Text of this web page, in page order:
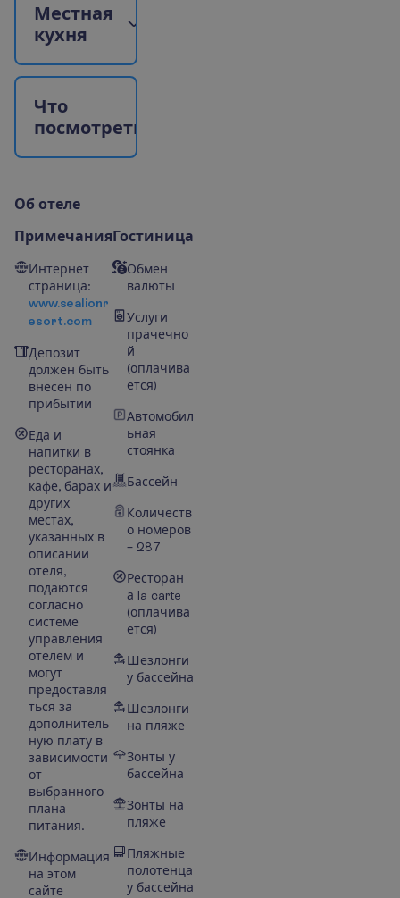
Местная
кухня
Что
посмотреть
Об отеле
Примечания
Интернет
страница:
www.sealionr
esort.com
Депозит
должен быть
внесен по
прибытии
Еда и
напитки в
ресторанах,
кафе, барах и
других
местах,
указанных в
описании
отеля,
подаются
согласно
системе
управления
отелем и
могут
предоставля
ться за
дополнитель
ную плату в
зависимости
от
выбранного
плана
питания.
Информация
на этом
сайте
Гостиница
Обмен
валюты
Услуги
прачечно
й
(оплачива
ется)
Автомобил
ьная
стоянка
Бассейн
Количеств
о номеров
– 287
Ресторан
а la carte
(оплачива
ется)
Шезлонги
у бассейна
Шезлонги
на пляже
Зонты у
бассейна
Зонты на
пляже
Пляжные
полотенца
у бассейна